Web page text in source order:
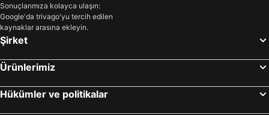
Sonuçlarımıza kolayca ulaşın:
Google'da trivago'yu tercih edilen
kaynaklar arasına ekleyin.
Şirket
Ürünlerimiz
Hükümler ve politikalar